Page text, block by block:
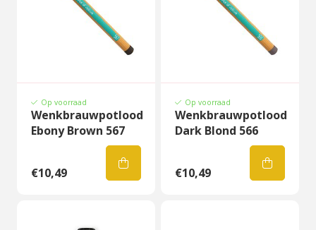
Op voorraad
Wenkbrauwpotlood
Ebony Brown 567
€10,49
Op voorraad
Wenkbrauwpotlood
Dark Blond 566
€10,49